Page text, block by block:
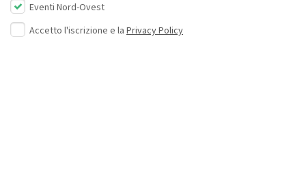
Eventi Nord-Ovest
Accetto l'iscrizione e la Privacy Policy